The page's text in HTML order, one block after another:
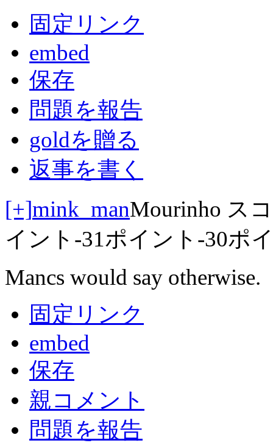
固定リンク
embed
保存
問題を報告
goldを贈る
返事を書く
[+]mink_manMourinho ス
イント -31ポイント -30ポ
Mancs would say otherwise.
固定リンク
embed
保存
親コメント
問題を報告